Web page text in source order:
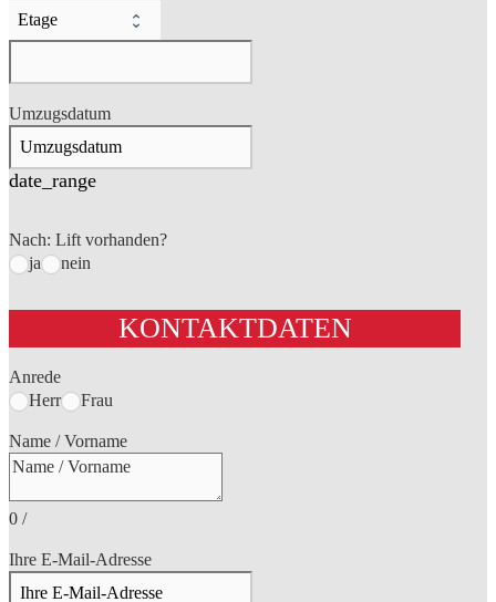
Umzugsdatum
date_range
Nach: Lift vorhanden?
ja
nein
KONTAKTDATEN
Anrede
Herr
Frau
Name / Vorname
0 /
Ihre E-Mail-Adresse